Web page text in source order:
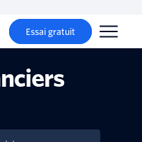
Essai gratuit